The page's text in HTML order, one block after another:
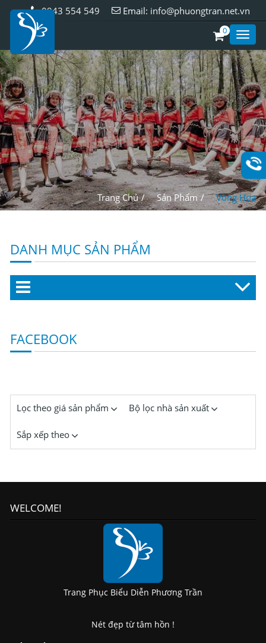
Email: info@phuongtran.net.vn
0943 554 549
0
Styles
Trang Chủ Sản Phẩm Vòng Hoa
DANH MỤC SẢN PHẨM
FACEBOOK
Lọc theo giá sản phẩm Bộ lọc nhà sản xuất
Sắp xếp theo
WELCOME!
Trang Phục Biểu Diễn Phương Trần
Nét đẹp từ tâm hồn !